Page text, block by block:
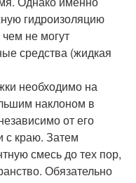
гидроизоляцию
не могут
средства (жидкая
необходимо на
наклоном в
от его
с краю. Затем
смесь до тех пор,
Обязательно